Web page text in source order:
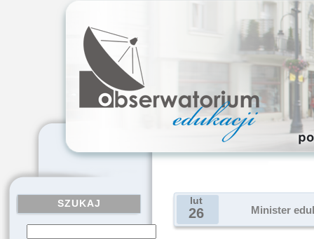
SZUKAJ lut
26 Minister